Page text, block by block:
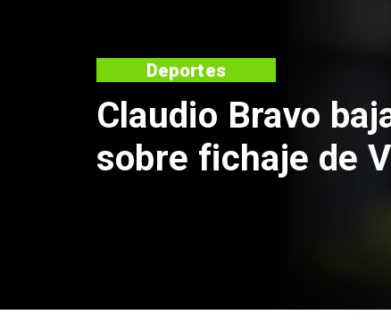
Claudio Bravo
sobre fichaje de
Deportes